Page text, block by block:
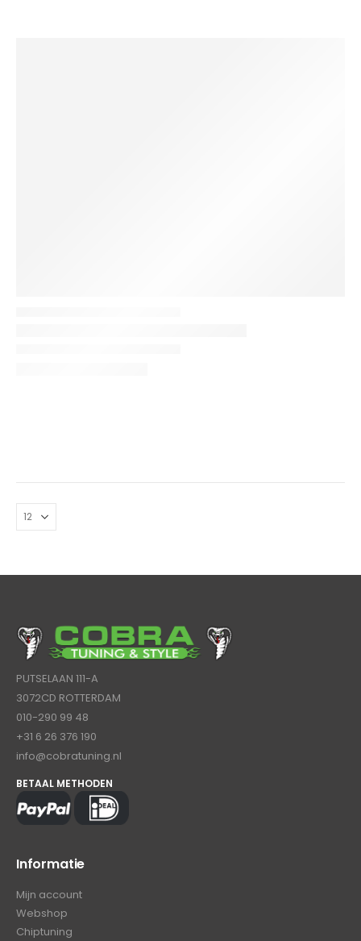
PUTSELAAN 111-A
3072CD ROTTERDAM
010-290 99 48
+31 6 26 376 190
info@cobratuning.nl
BETAAL METHODEN
Informatie
Mijn account
Webshop
Chiptuning